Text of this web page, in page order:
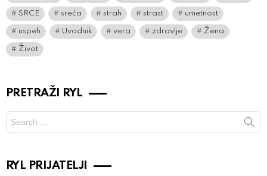
SRCE sreća strah strast umetnost
uspeh Uvodnik vera zdravlje Žena
Život
PRETRAŽI RYL
for:
RYL PRIJATELJI